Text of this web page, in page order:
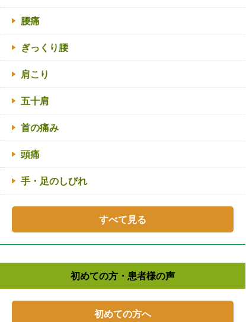
腰痛
ぎっくり腰
肩こり
五十肩
首の痛み
頭痛
手・足のしびれ
すべて見る
初めての方・患者様の声
初めての方へ